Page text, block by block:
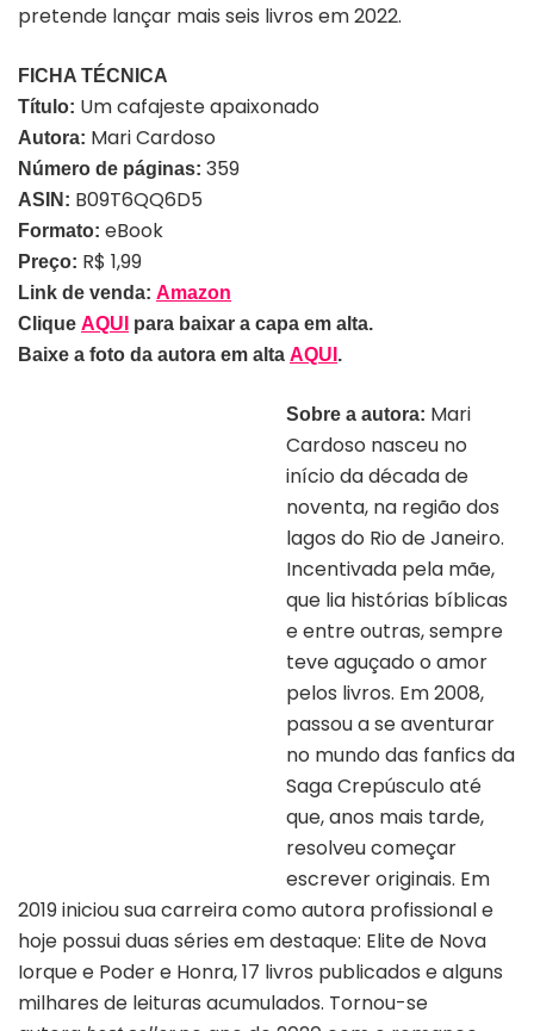
pretende lançar mais seis livros em 2022.
FICHA TÉCNICA
Título: Um cafajeste apaixonado
Autora: Mari Cardoso
Número de páginas: 359
ASIN: B09T6QQ6D5
Formato: eBook
Preço: R$ 1,99
Link de venda: Amazon
Clique AQUI para baixar a capa em alta.
Baixe a foto da autora em alta AQUI .
Sobre a autora: Mari
Cardoso nasceu no
início da década de
noventa, na região dos
lagos do Rio de Janeiro.
Incentivada pela mãe,
que lia histórias bíblicas
e entre outras, sempre
teve aguçado o amor
pelos livros. Em 2008,
passou a se aventurar
no mundo das fanfics da
Saga Crepúsculo até
que, anos mais tarde,
resolveu começar
escrever originais. Em
2019 iniciou sua carreira como autora profissional e
hoje possui duas séries em destaque: Elite de Nova
Iorque e Poder e Honra, 17 livros publicados e alguns
milhares de leituras acumulados. Tornou-se